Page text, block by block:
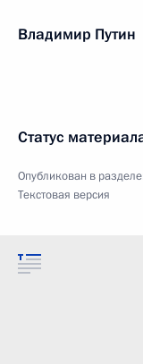
Владимир Путин
Статус
Опубликован в
Текстовая версия